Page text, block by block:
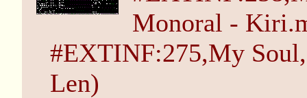
Monoral -
#EXTINF:275,My
Len)